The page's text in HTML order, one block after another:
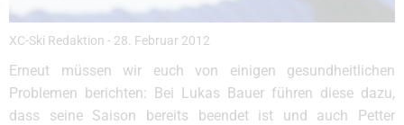
XC-Ski Redaktion - 28. Februar 2012
Erneut müssen wir euch von einigen gesundheitlichen
Problemen berichten: Bei Lukas Bauer führen diese dazu,
dass seine Saison bereits beendet ist und auch Petter